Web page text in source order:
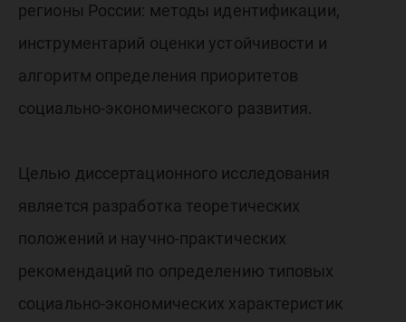
регионы России: методы идентификации,
инструментарий оценки устойчивости и
алгоритм определения приоритетов
социально-экономического развития.
Целью диссертационного исследования
является разработка теоретических
положений и научно-практических
рекомендаций по определению типовых
социально-экономических характеристик